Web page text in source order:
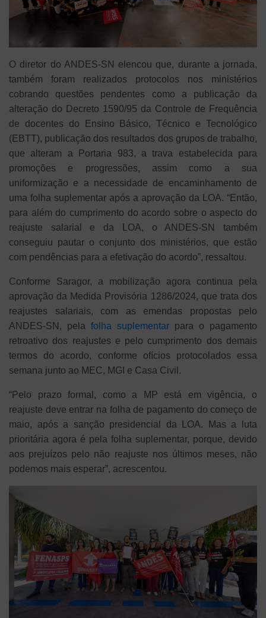
O diretor do ANDES-SN elencou que, durante a jornada,
também foram realizados protocolos nos ministérios
cobrando questões pendentes como a publicação da
alteração do Decreto 1590/95 da Controle de Frequência
de docentes do Ensino Básico, Técnico e Tecnológico
(EBTT), publicação dos resultados dos grupos de trabalho,
que alteram a Portaria 983, a trava estabelecida para
promoções e progressões, assim como a sua
uniformização e a necessidade de encaminhamento de
uma folha suplementar após a aprovação da LOA. “Então,
para além do cumprimento do acordo sobre o aspecto do
reajuste salarial e da LOA, o ANDES-SN também
conseguiu pautar o conjunto dos ministérios, que estão
com pendências para a efetivação do acordo”, ressaltou.
Conforme Saragor, a mobilização agora continua pela
aprovação da Medida Provisória 1286/2024, que trata dos
reajustes salariais, com as emendas propostas pelo
ANDES-SN, pela folha suplementar para o pagamento
retroativo dos reajustes e pelo cumprimento dos demais
termos do acordo, conforme ofícios protocolados essa
semana junto ao MEC, MGI e Casa Civil.
“Pelo prazo formal, como a MP está em vigência, o
reajuste deve entrar na folha de pagamento do começo de
maio, após a sanção presidencial da LOA. Mas a luta
prioritária agora é pela folha suplementar, porque, devido
aos prejuízos pelo não reajuste nos últimos meses, não
podemos mais esperar”, acrescentou.